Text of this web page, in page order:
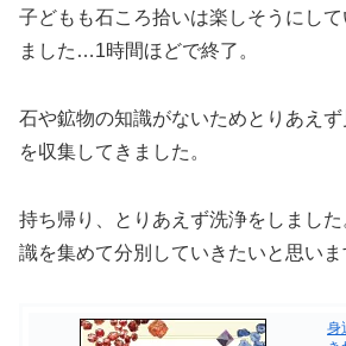
子どもも石ころ拾いは楽しそうにし
ました…1時間ほどで終了。
石や鉱物の知識がないためとりあえ
を収集してきました。
持ち帰り、とりあえず洗浄をしまし
識を集めて分別していきたいと思いま
身